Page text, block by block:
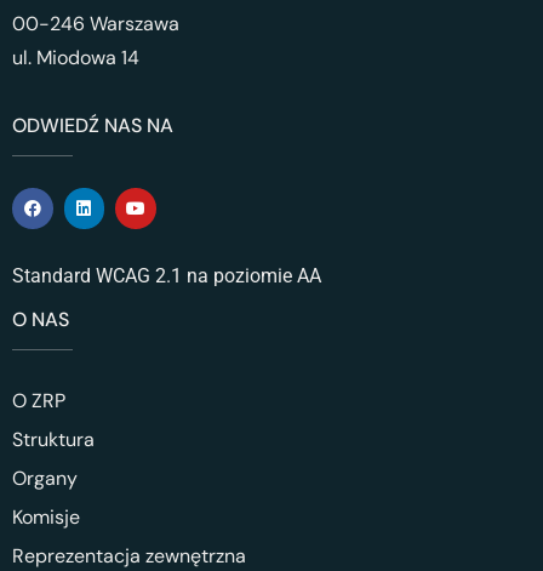
00-246 Warszawa
ul. Miodowa 14
ODWIEDŹ NAS NA
Standard WCAG 2.1 na poziomie AA
O NAS
O ZRP
Struktura
Organy
Komisje
Reprezentacja zewnętrzna